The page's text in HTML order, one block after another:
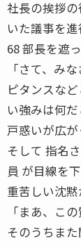
社長の挨拶
いた議事を
68 部長を遮
「さて、み
ピタンスな
い強みは何
戸惑いが広が
そして 指名
員 が目線を
重苦しい沈
「まあ、こ
そのうちま